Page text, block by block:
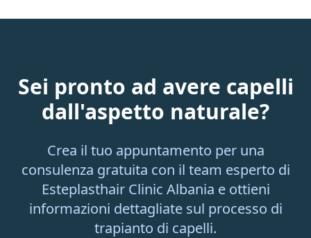
Sei pronto ad avere capelli
dall'aspetto naturale?
Crea il tuo appuntamento per una
consulenza gratuita con il team esperto di
Esteplasthair Clinic Albania e ottieni
informazioni dettagliate sul processo di
trapianto di capelli.